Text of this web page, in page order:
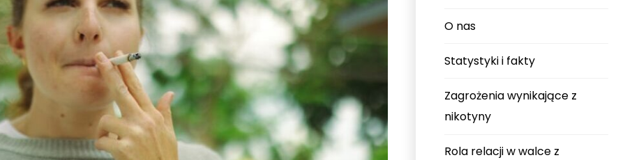
O nas
Statystyki i fakty
Zagrożenia wynikające z
nikotyny
Rola relacji w walce z